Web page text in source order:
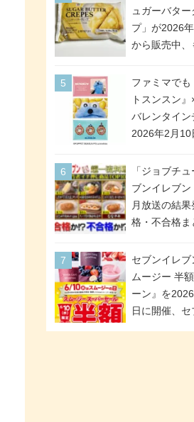
日スタート。
ぬき・キツネ
ッタ / ミオリ
号・5号) / シ
ドになって登
ュガーバター
プ」が2026
から販売中、
シュガー＆バ
ンジアップで
しめる冷凍食
り
ファミマでも
トスンスン』
バレンタイン
2026年2月10
チョコ」「
「ツインギフ
場
「ジョブチ
ブンイレブン
月放送の結果
格・不合格ま
合格「金のハ
グ」。満場
は6商品、合
品。TVerで
セブンイレブ
ムージー 半
ーン』を
日に開催、セ